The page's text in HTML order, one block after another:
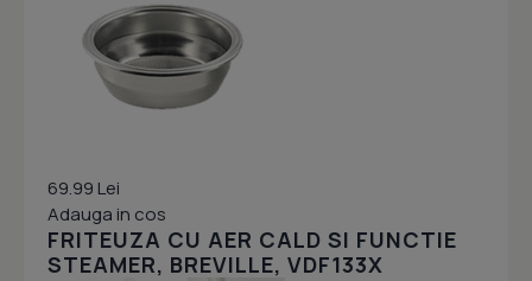
69.99 Lei
Adauga in cos
FRITEUZA CU AER CALD SI FUNCTIE
STEAMER, BREVILLE, VDF133X